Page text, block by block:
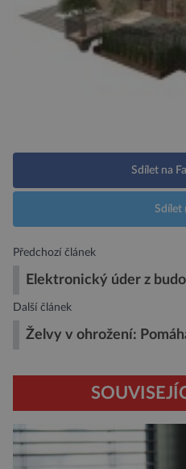
Sdílet na
Sdílet
Předchozí článek
Elektronický úder z
Další článek
Želvy v ohrožení: